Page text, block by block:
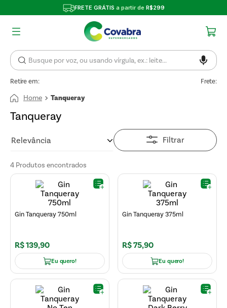
FRETE GRÁTIS a partir de R$299
Retire em: Frete:
Tanqueray
Tanqueray
Relevância Filtrar
4 Produtos
Gin Tanqueray 750ml
R$139,90
Eu quero!
Gin Tanqueray 375ml
R$75,90
Eu quero!